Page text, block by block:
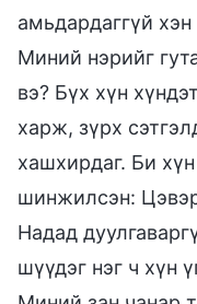
амьдардаггүй
Миний нэрийг
вэ? Бүх хүн
харж, зүрх
хашхирдаг. Би
шинжилсэн:
Надад
шүүдэг нэг ч хүн